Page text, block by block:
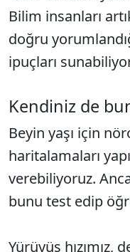
Bilim insanları
doğru
ipuçları
Kendiniz de
Beyin yaşı için
haritalamaları
verebiliyoruz.
bunu test edip
Yürüyüş hızımız,